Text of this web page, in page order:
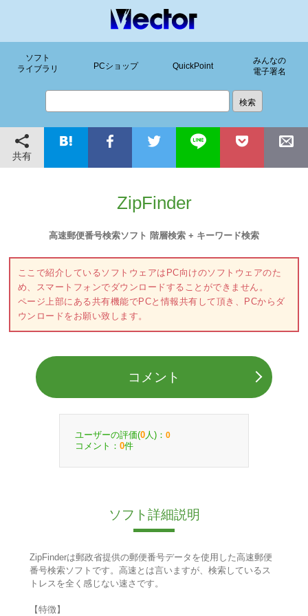
ソフト
ライブラリ
PCショップ QuickPoint
みんなの
電子署名
共有
ZipFinder
高速郵便番号検索ソフト 階層検索 + キーワード検索
ここで紹介しているソフトウェアはPC向けのソフトウェアのた
め、スマートフォンでダウンロードすることができません。
ページ上部にある共有機能でPCと情報共有して頂き、PCからダ
ウンロードをお願い致します。
コメント
ユーザーの評価(0 人)： 0
コメント： 0件
ソフト詳細説明
ZipFinderは郵政省提供の郵便番号データを使用した高速郵便
番号検索ソフトです。高速とは言いますが、検索しているス
トレスを全く感じない速さです。
【特徴】